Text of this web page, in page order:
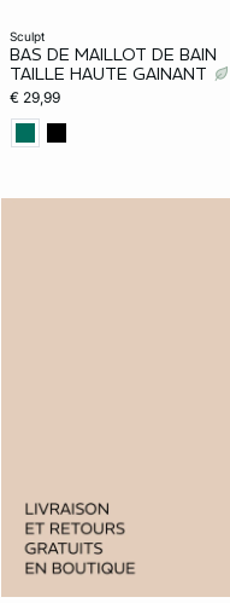
sculpt
BAS DE MAILLOT DE BAIN
TAILLE HAUTE GAINANT
€ 29,99